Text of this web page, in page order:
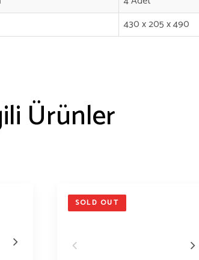
430 x 205 x 490
Ürünler
SOLD OUT